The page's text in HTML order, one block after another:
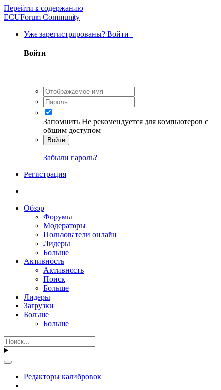
Перейти к содержанию
ECUForum Community
Уже зарегистрированы? Войти
Войти
Запомнить Не рекомендуется для компьютеров с
общим доступом
Войти
Забыли пароль?
Регистрация
Обзор
Форумы
Модераторы
Пользователи онлайн
Лидеры
Больше
Активность
Активность
Поиск
Больше
Лидеры
Загрузки
Больше
Больше
Редакторы калибровок